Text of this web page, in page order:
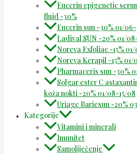
Eucerin epigenetic
fluid -30%
Eucerin sun -30% 01/
Ladival SUN -20% 01/
Noreva Exfoliac -15%
Noreva Kerapil -15% 01/
Pharmaceris sun -30%
Solgar ester C
koža nokti -20% 01/08-15/08
Uriage Bariesun -20%
Kategorije
Vitamini i minerali
Imunitet
Samoliječenje